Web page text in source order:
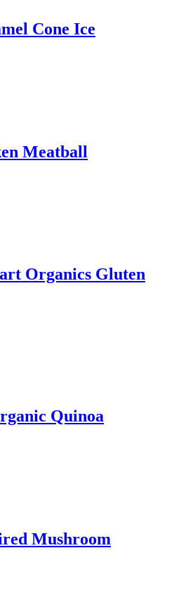
Cone Ice
Meatball
Organics Gluten
Quinoa
Mushroom